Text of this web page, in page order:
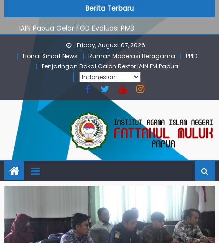
to
content
Berita Terbaru
IAIN Papua Gelar FGD Evaluasi PMB
KKN IAIN Papua: Kelompok Skow Sae Kolaborasi dengan
KKN UGM dan Uncen
Para Mahasiswa PGMI IAIN Papua Tembus Jurnal
Terindeks Google Scholar
Pembekalan KKN: Bangun Komunikasi Aktif dengan
Masyarakat
PMB Jalur Mandiri: Peserta Ujian Dari Lanny Jaya Hingga
Maluku
Friday, August 07, 2026
Honai Smart News
Rumah Moderasi Beragama
PPID
Penjaringan Bakal Calon Rektor IAIN FM Papua